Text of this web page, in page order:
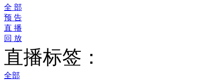
全 部
预 告
直 播
回 放
直播标签：
全部